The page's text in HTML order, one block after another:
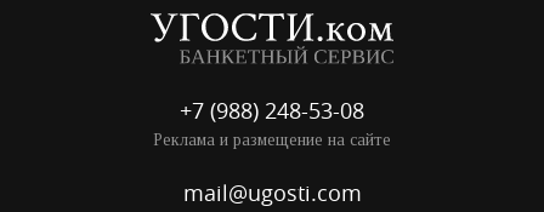
+7 (988) 248-53-08
Реклама и размещение на сайте
mail@ugosti.com